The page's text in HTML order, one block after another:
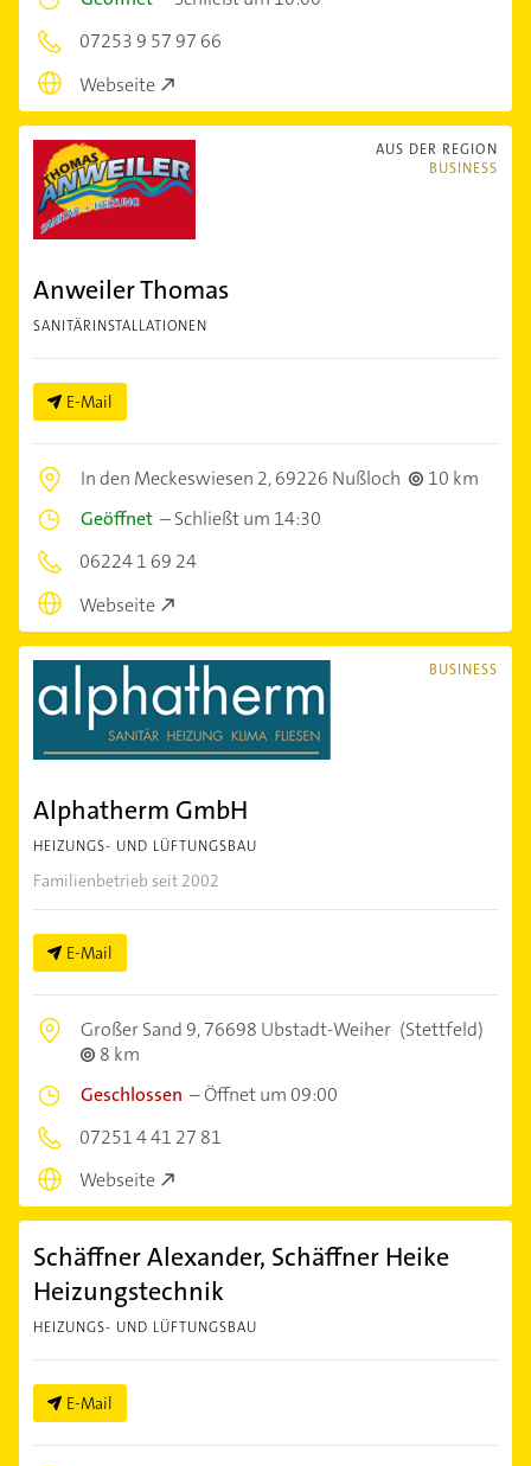
07253 9 57 97 66
Webseite
AUS DER REGION
BUSINESS
Anweiler Thomas
SANITÄRINSTALLATIONEN
E-Mail
In den Meckeswiesen 2,69226 Nußloch
10 km
Geöffnet –Schließt um 14:30
06224 1 69 24
Webseite
BUSINESS
Alphatherm GmbH
HEIZUNGS- UND LÜFTUNGSBAU
Familienbetrieb seit 2002
E-Mail
Großer Sand 9,76698 Ubstadt-Weiher (Stettfeld)
8 km
Geschlossen –Öffnet um 09:00
07251 4 41 27 81
Webseite
Schäffner Alexander, Schäffner Heike
Heizungstechnik
HEIZUNGS- UND LÜFTUNGSBAU
E-Mail